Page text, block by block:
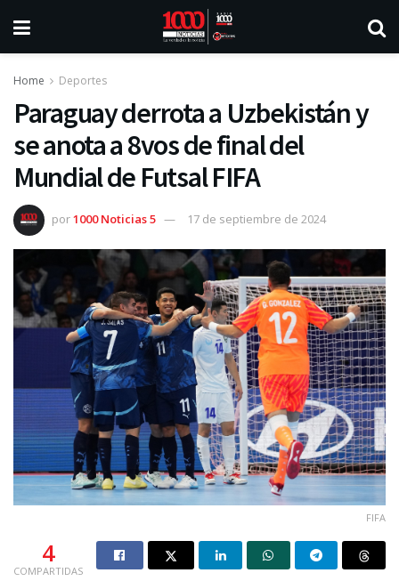
Home Deportes
Paraguay derrota a Uzbekistán y
se anota a 8vos de final del
Mundial de Futsal FIFA
por1000 Noticias 5 17 de septiembre de 2024
FIFA
4
COMPARTIDAS